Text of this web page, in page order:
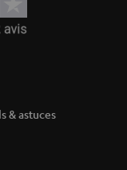
& astuces